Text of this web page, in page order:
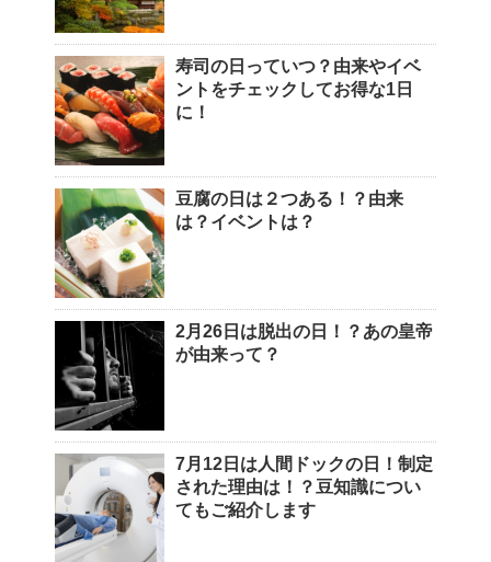
寿司の日っていつ？由来やイベ
ントをチェックしてお得な1日
に！
豆腐の日は２つある！？由来
は？イベントは？
2月26日は脱出の日！？あの皇帝
が由来って？
7月12日は人間ドックの日！制定
された理由は！？豆知識につい
てもご紹介します